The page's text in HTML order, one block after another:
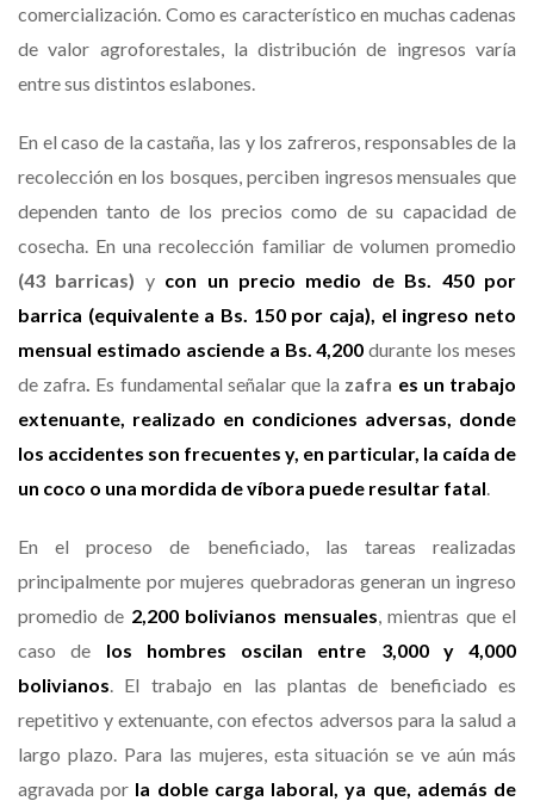
comercialización. Como es característico en muchas cadenas
de valor agroforestales, la distribución de ingresos varía
entre sus distintos eslabones.
En el caso de la castaña, las y los zafreros, responsables de la
recolección en los bosques, perciben ingresos mensuales que
dependen tanto de los precios como de su capacidad de
cosecha. En una recolección familiar de volumen promedio
(43 barricas) y con un precio medio de Bs. 450 por
barrica (equivalente a Bs. 150 por caja) el ingreso neto
mensual estimado asciende a Bs. 4,200 durante los meses
de zafra Es fundamental señalar que la zafra es un trabajo
extenuante realizado en condiciones adversas
donde
los accidentes son frecuentes y, en particular, la caída de
un coco o una mordida de víbora puede resultar fatal
En el proceso de beneficiado, las tareas realizadas
principalmente por mujeres quebradoras generan un ingreso
promedio de 2,200 bolivianos mensuales , mientras que el
caso de los hombres oscilan entre 3,000 y 4,000
bolivianos . El trabajo en las plantas de beneficiado es
repetitivo y extenuante, con efectos adversos para la salud a
largo plazo. Para las mujeres, esta situación se ve aún más
agravada por la doble carga laboral, ya que, además de